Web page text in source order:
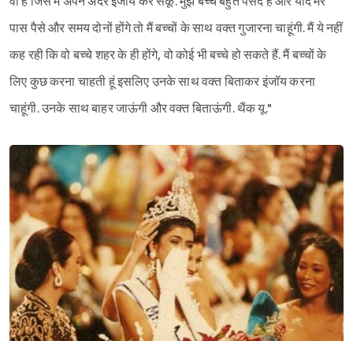
पास पैसे और समय दोनों होंगे तो मैं बच्चों के साथ वक्त गुजारना चाहूंगी. मैं ये नहीं
कह रही कि वो बच्चे शहर के ही होंगे, वो कोई भी बच्चे हो सकते हैं. मैं बच्चों के
लिए कुछ करना चाहती हूं इसलिए उनके साथ वक्त बिताकर इंजॉय करना
चाहूंगी. उनके साथ बाहर जाऊंगी और वक्त बिताऊंगी. थैंक यू."